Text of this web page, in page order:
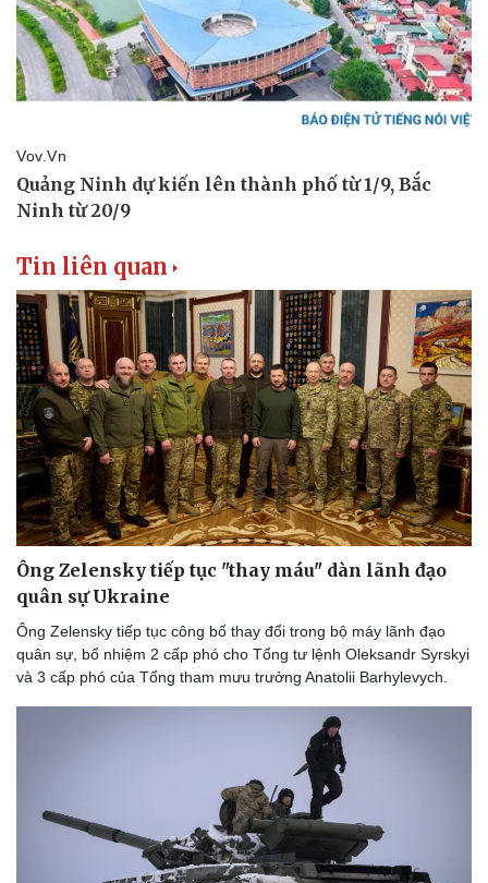
Tin liên quan
Ông Zelensky tiếp tục "thay máu" dàn lãnh đạo
quân sự Ukraine
Ông Zelensky tiếp tục công bố thay đổi trong bộ máy lãnh đạo
quân sự, bổ nhiệm 2 cấp phó cho Tổng tư lệnh Oleksandr Syrskyi
và 3 cấp phó của Tổng tham mưu trưởng Anatolii Barhylevych.